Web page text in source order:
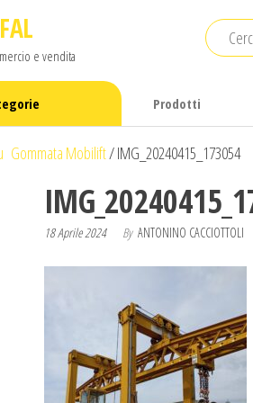
e vendita
Prodotti
Gommata Mobilift/IMG_20240415_173054
18 Aprile 2024 By ANTONINO CACCIOTTOLI